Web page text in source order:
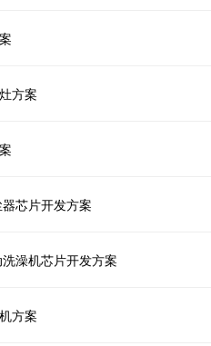
方案
芯片开发方案
澡机芯片开发方案
方案